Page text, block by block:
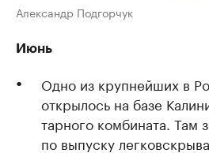
Александр Подгорчук
Июнь
Одно из крупнейших в
открылось на базе
тарного комбината. Там
по выпуску